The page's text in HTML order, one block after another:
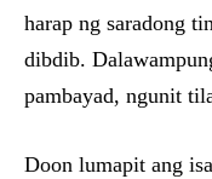
harap ng saradong
dibdib.
pambayad, ngunit
Doon lumapit ang